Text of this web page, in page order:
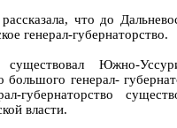
что до
генерал-губернаторство.
Южно-
большого генерал-
губернаторство
власти.